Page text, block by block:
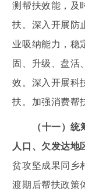
测帮扶效能，及
扶。深入开展防
业吸纳能力，稳
固、升级、盘活
效。深入开展科
扶。加强消费帮
（十一）
人口、欠发达地
贫攻坚成果同乡
渡期后帮扶政策